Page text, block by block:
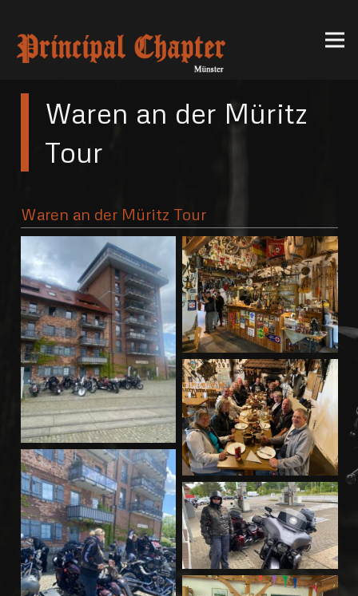
Waren an der Müritz
Tour
Waren an der Müritz Tour